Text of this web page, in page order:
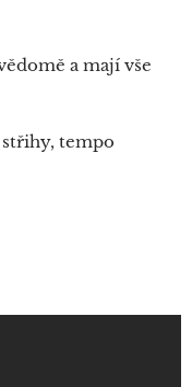
a mají vše
střihy, tempo